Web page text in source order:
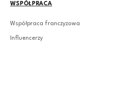
WSPÓŁPRACA
Współpraca franczyzowa
Influencerzy